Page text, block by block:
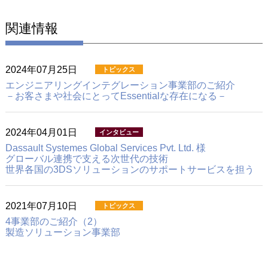
関連情報
2024年07月25日
エンジニアリングインテグレーション事業部のご紹介
－お客さまや社会にとってEssentialな存在になる－
2024年04月01日
Dassault Systemes Global Services Pvt. Ltd. 様
グローバル連携で支える次世代の技術
世界各国の3DSソリューションのサポートサービスを担う
2021年07月10日
4事業部のご紹介（2）
製造ソリューション事業部